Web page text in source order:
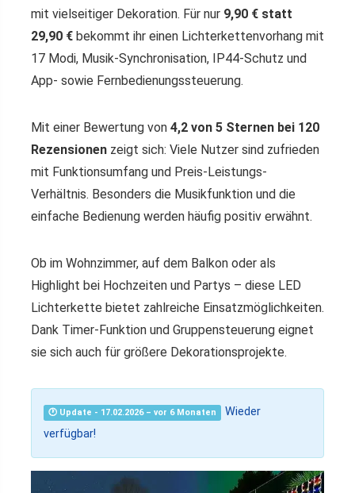
mit vielseitiger Dekoration. Für nur 9,90 € statt
29,90 € bekommt ihr einen Lichterkettenvorhang mit
17 Modi, Musik-Synchronisation, IP44-Schutz und
App- sowie Fernbedienungssteuerung.
Mit einer Bewertung von 4,2 von 5 Sternen bei 120
Rezensionen zeigt sich: Viele Nutzer sind zufrieden
mit Funktionsumfang und Preis-Leistungs-
Verhältnis. Besonders die Musikfunktion und die
einfache Bedienung werden häufig positiv erwähnt.
Ob im Wohnzimmer, auf dem Balkon oder als
Highlight bei Hochzeiten und Partys – diese LED
Lichterkette bietet zahlreiche Einsatzmöglichkeiten.
Dank Timer-Funktion und Gruppensteuerung eignet
sie sich auch für größere Dekorationsprojekte.
🕐 Update - 17.02.2026 – vor 6 Monaten
Wieder
verfügbar!